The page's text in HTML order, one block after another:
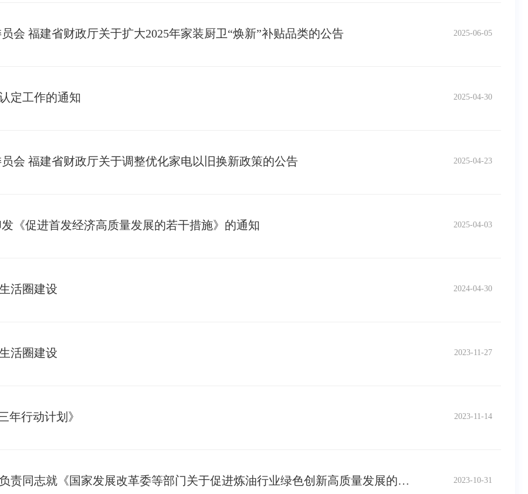
会 福建省财政厅关于扩大2025年家装厨卫“焕新”补贴品类的公告 2025-06-05
定工作的通知 2025-04-30
会 福建省财政厅关于调整优化家电以旧换新政策的公告 2025-04-23
《促进首发经济高质量发展的若干措施》的通知 2025-04-03
活圈建设 2024-04-30
活圈建设 2023-11-27
年行动计划》 2023-11-14
国家发展改革委、国家能源局有关负责同志就《国家发展改革委等部门关于促进炼油行业绿色创新高质量发展的指导意见》答记者问 2023-10-31